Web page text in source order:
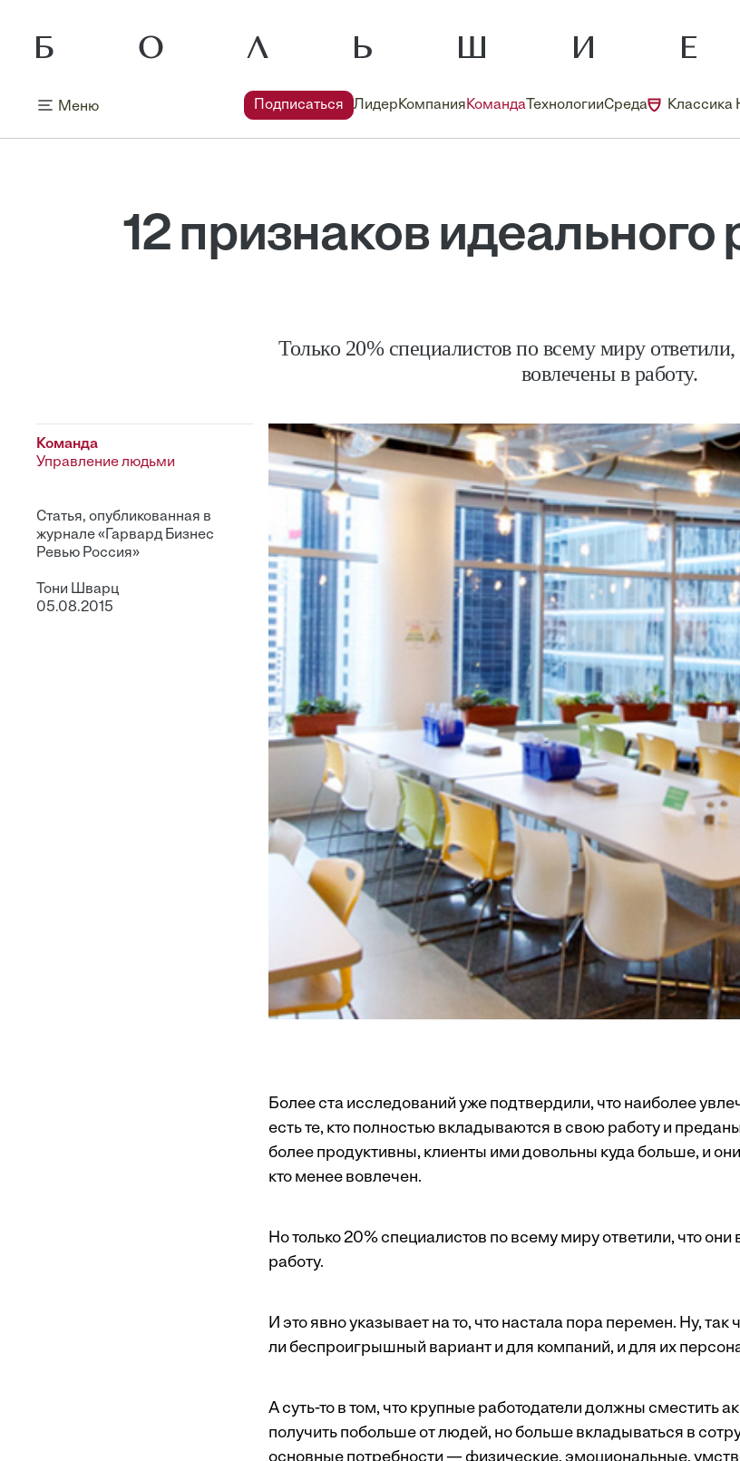
Меню Подписаться ЛидерКомпанияКоманда ТехнологииСреда Классика
12 признаков идеального
Только 20% специалистов по всему миру
вовлечены в работу.
Команда
Управление людьми
Статья, опубликованная в
журнале «Гарвард Бизнес
Ревью Россия»
Тони Шварц
05.08.2015
Более ста исследований уже подтвердили, что наиболее
есть те, кто полностью вкладываются в свою работу и
более продуктивны, клиенты ими довольны куда больше, и
кто менее вовлечен.
Но только 20% специалистов по всему миру ответили, что
работу.
И это явно указывает на то, что настала пора перемен. Ну, так
ли беспроигрышный вариант и для компаний, и для их
А суть-то в том, что крупные работодатели должны сместить
получить побольше от людей, но больше вкладываться в